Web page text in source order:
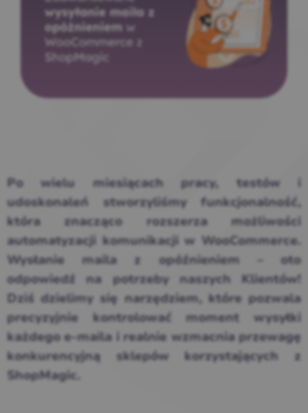
Po wielu miesiącach pracy, testów i
udoskonaleń stworzyliśmy funkcjonalność,
która znacząco rozszerza możliwości
automatyzacji komunikacji w WooCommerce.
Wysłanie maila z opóźnieniem – oto
odpowiedź na potrzeby naszych Klientów!
Dziś dzielimy się narzędziem, które pozwala
precyzyjnie kontrolować moment wysyłki
każdego e-maila i realnie wzmacnia przewagę
konkurencyjną sklepów korzystających z
ShopMagic.